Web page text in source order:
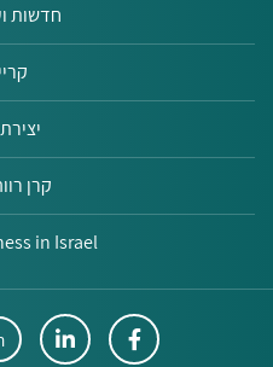
חדשות
קרן
in Israel
לחץ לחץ